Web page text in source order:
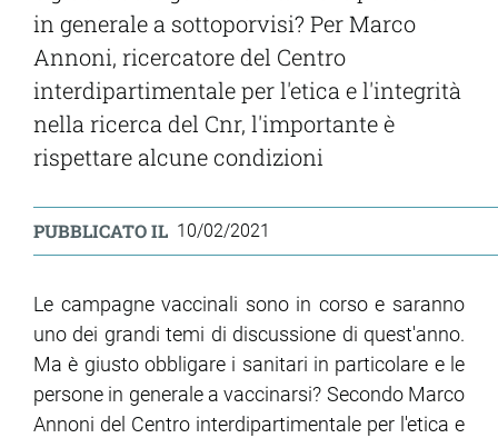
in generale a sottoporvisi? Per Marco
Annoni, ricercatore del Centro
interdipartimentale per l'etica e l'integrità
nella ricerca del Cnr, l'importante è
rispettare alcune condizioni
PUBBLICATO IL 10/02/2021
Le campagne vaccinali sono in corso e saranno
uno dei grandi temi di discussione di quest'anno.
Ma è giusto obbligare i sanitari in particolare e le
persone in generale a vaccinarsi? Secondo Marco
Annoni del Centro interdipartimentale per l'etica e